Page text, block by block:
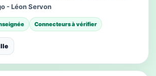
- Léon Servon
Connecteurs à vérifier